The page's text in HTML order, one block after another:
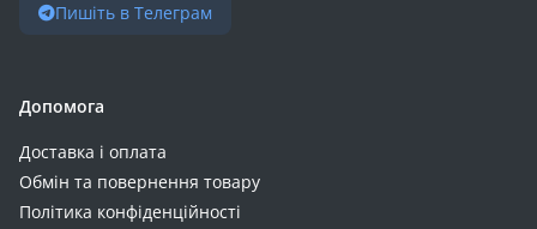
Пишіть в Телеграм
Допомога
Доставка і оплата
Обмін та повернення товару
Політика конфіденційності